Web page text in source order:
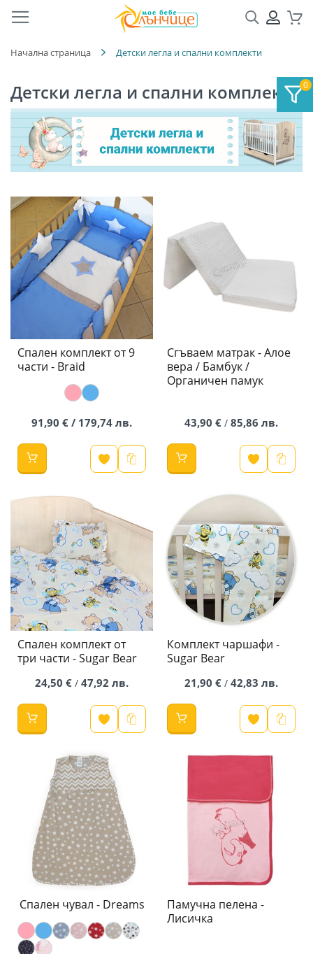
Търсене
Начална страница Детски легла и спални комплекти
Детски легла и спални комплекти
Спален комплект от 9
части - Braid
91,90 € / 179,74 лв.
Сгъваем матрак - Алое
вера / Бамбук /
Органичен памук
43,90 € / 85,86 лв.
Спален комплект от
три части - Sugar Bear
24,50 € / 47,92 лв.
Комплект чаршафи -
Sugar Bear
21,90 € / 42,83 лв.
Спален чувал - Dreams
Памучна пелена -
Лисичка